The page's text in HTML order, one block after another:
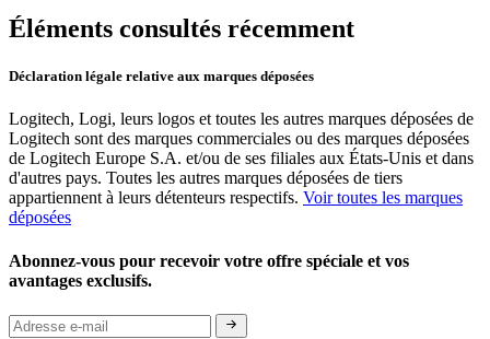
Éléments consultés récemment
Déclaration légale relative aux marques déposées
Logitech, Logi, leurs logos et toutes les autres marques déposées de
Logitech sont des marques commerciales ou des marques déposées
de Logitech Europe S.A. et/ou de ses filiales aux États-Unis et dans
d'autres pays. Toutes les autres marques déposées de tiers
appartiennent à leurs détenteurs respectifs. Voir toutes les marques
déposées
Abonnez-vous pour recevoir votre offre spéciale et vos
avantages exclusifs.